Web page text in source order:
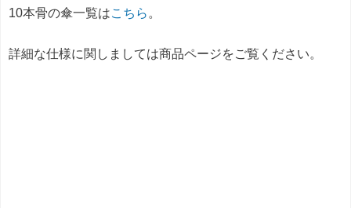
10本骨の傘一覧はこちら 。
詳細な仕様に関しましては商品ページをご覧ください。